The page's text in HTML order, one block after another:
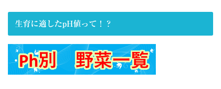
生育に適したpH値って！？